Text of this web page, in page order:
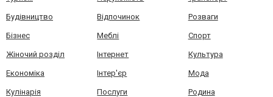
Будівництво Відпочинок Розваги
Бізнес Меблі Спорт
Жіночий розділ Інтернет Культура
Економіка Інтер'єр Мода
Кулінарія Послуги Родина